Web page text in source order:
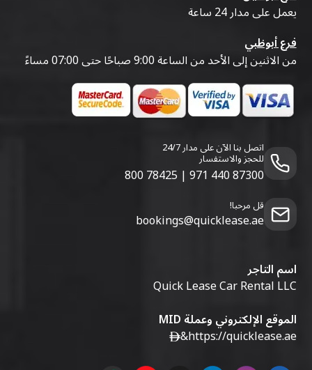
يعمل على مدار 24 ساعة
فرع أبوظبي
من الاثنين إلى الأحد من الساعة 9:00 صباحًا حتى 07:00 مساءً
اتصل بنا الآن على مدار 24/7
للحجز والاستفسار
800 78425 | 971 440 87300
قل مرحبا!
bookings@quicklease.ae
اسم التاجر
Quick Lease Car Rental LLC
الموقع الإلكتروني وعملة MID
https://quicklease.ae
&